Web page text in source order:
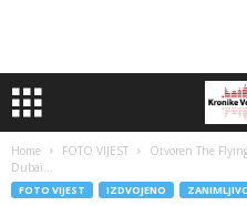
Home FOTO VIJEST
Otvoren The
Dubai...
FOTO VIJEST IZDVOJENO